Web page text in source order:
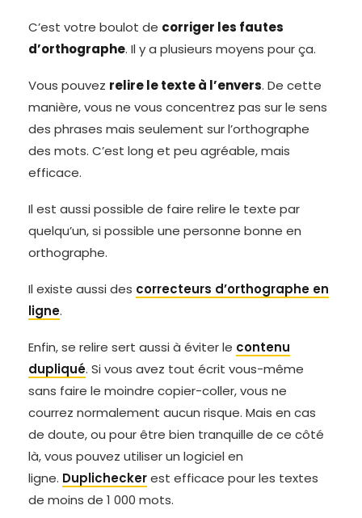
C’est votre boulot de corriger les fautes
d’orthographe. Il y a plusieurs moyens pour ça.
Vous pouvez relire le texte à l’envers. De cette
manière, vous ne vous concentrez pas sur le sens
des phrases mais seulement sur l’orthographe
des mots. C’est long et peu agréable, mais
efficace.
Il est aussi possible de faire relire le texte par
quelqu’un, si possible une personne bonne en
orthographe.
Il existe aussi des correcteurs d’orthographe en
ligne.
Enfin, se relire sert aussi à éviter le contenu
dupliqué. Si vous avez tout écrit vous-même
sans faire le moindre copier-coller, vous ne
courrez normalement aucun risque. Mais en cas
de doute, ou pour être bien tranquille de ce côté
là, vous pouvez utiliser un logiciel en
ligne. Duplicheckerest efficace pour les textes
de moins de 1 000 mots.